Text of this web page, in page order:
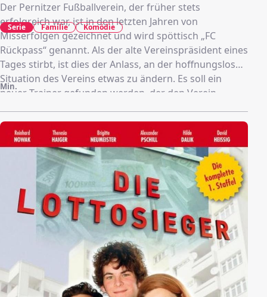
Der Pernitzer Fußballverein, der früher stets
erfolgreich war, ist in den letzten Jahren von
Misserfolgen gezeichnet und wird spöttisch „FC
Rückpass“ genannt. Als der alte Vereinspräsident eines
Tages stirbt, ist dies der Anlass, an der hoffnungslosen
Situation des Vereins etwas zu ändern. Es soll ein
neuer Trainer gefunden werden, der den Verein
Min.
Serie Familie Komödie